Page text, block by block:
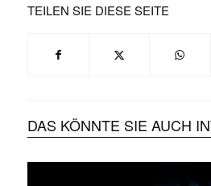
TEILEN SIE DIESE SEITE
DAS KÖNNTE SIE AUCH